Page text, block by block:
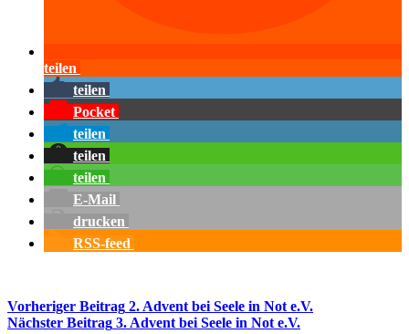
teilen
teilen
Pocket
teilen
teilen
teilen
E-Mail
drucken
RSS-feed
Vorheriger Beitrag 2. Advent bei Seele in Not e.V.
Nächster Beitrag 3. Advent bei Seele in Not e.V.